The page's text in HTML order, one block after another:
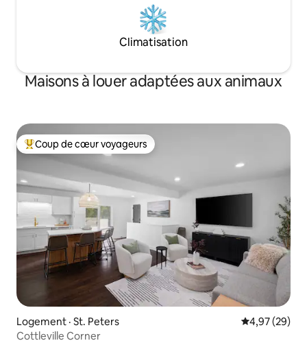
Climatisation
Maisons à louer adaptées aux animaux
Coup de cœur voyageurs parmi les plus aimés
Coup de cœur voyageurs
Logement · St. Peters Note
4,97 (29)
Cottleville Corner